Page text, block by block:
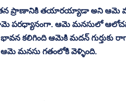
ప్రాణానికి తయారయ్యాడా అని ఆమె
ఆమె మనసులో ఆలోచనల
కలిగింది ఆమెకి మదన్ గుర్తుకు
మనసు గతంలోకి వెళ్ళింది.